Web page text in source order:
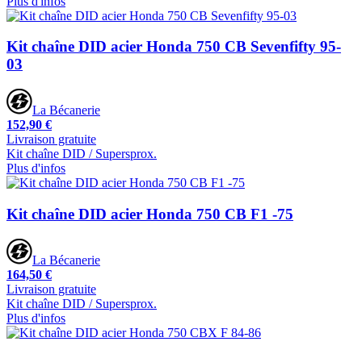
Kit chaîne DID acier Honda 750 CB Sevenfifty 95-
03
La Bécanerie
152,90 €
Livraison gratuite
Kit chaîne DID / Supersprox.
Plus d'infos
Kit chaîne DID acier Honda 750 CB F1 -75
La Bécanerie
164,50 €
Livraison gratuite
Kit chaîne DID / Supersprox.
Plus d'infos